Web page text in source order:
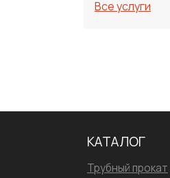
Все услуги
КАТАЛОГ
Трубный прокат